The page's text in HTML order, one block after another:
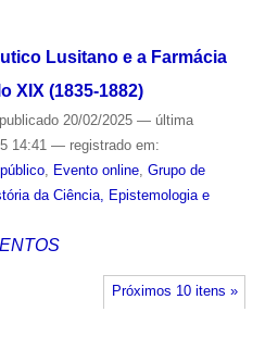
Lusitano e a Farmácia
XIX (1835-1882)
publicado20/02/2025 — última
14:41 — registrado em:
, Evento online, Grupo de
da Ciência, Epistemologia e
Próximos 10 itens »